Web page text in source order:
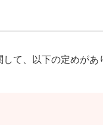
て、以下の定めがあ